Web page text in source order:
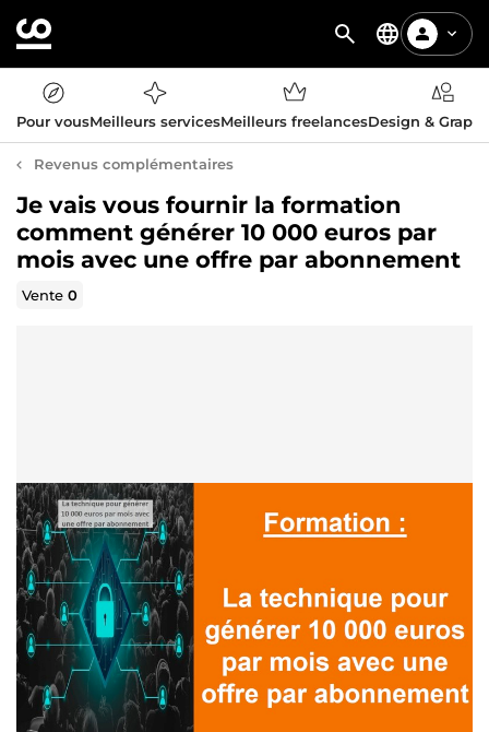
Pour vousMeilleurs servicesMeilleurs freelancesDesign &
Revenus complémentaires
Je vais vous fournir la formation
comment générer 10 000 euros par
mois avec une offre par abonnement
Vente0